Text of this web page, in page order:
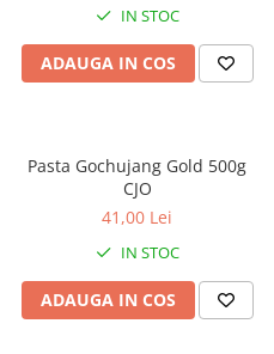
IN STOC
ADAUGA IN COS
Pasta Gochujang Gold 500g
CJO
41,00 Lei
IN STOC
ADAUGA IN COS